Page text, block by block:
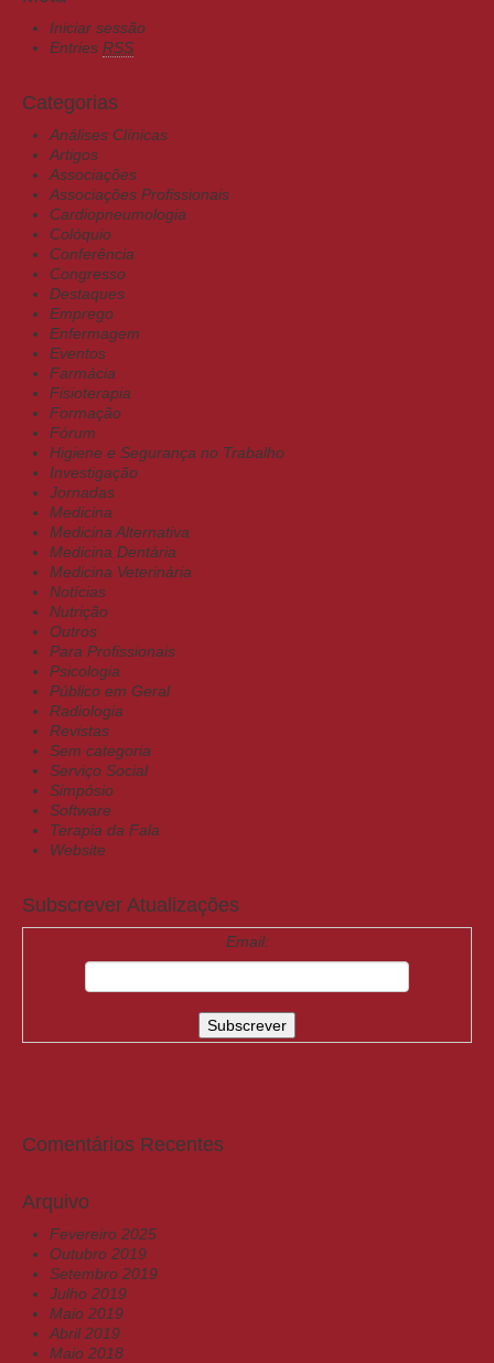
Iniciar sessão
Entries RSS
Categorias
Análises Clínicas
Artigos
Associações
Associações Profissionais
Cardiopneumologia
Colóquio
Conferência
Congresso
Destaques
Emprego
Enfermagem
Eventos
Farmácia
Fisioterapia
Formação
Fórum
Higiene e Segurança no Trabalho
Investigação
Jornadas
Medicina
Medicina Alternativa
Medicina Dentária
Medicina Veterinária
Notícias
Nutrição
Outros
Para Profissionais
Psicologia
Público em Geral
Radiologia
Revistas
Sem categoria
Serviço Social
Simpósio
Software
Terapia da Fala
Website
Subscrever Atualizações
Email:
Comentários Recentes
Arquivo
Fevereiro 2025
Outubro 2019
Setembro 2019
Julho 2019
Maio 2019
Abril 2019
Maio 2018